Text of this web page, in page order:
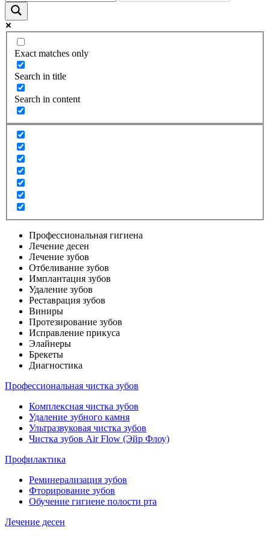
Exact matches only
Search in title
Search in content
Профессиональная гигиена
Лечение десен
Лечение зубов
Отбеливание зубов
Имплантация зубов
Удаление зубов
Реставрация зубов
Виниры
Протезирование зубов
Исправление прикуса
Элайнеры
Брекеты
Диагностика
Профессиональная чистка зубов
Комплексная чистка зубов
Удаление зубного камня
Ультразвуковая чистка зубов
Чистка зубов Air Flow (Эйр Флоу)
Профилактика
Реминерализация зубов
Фторирование зубов
Обучение гигиене полости рта
Лечение десен